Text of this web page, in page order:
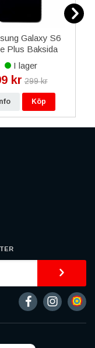
Galaxy S6
Plus Baksida
- Svart
I lager
kr 299 kr
Köp